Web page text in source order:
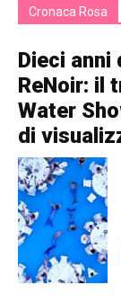
Cronaca Rosa
Dieci anni
ReNoir: il
Water
di